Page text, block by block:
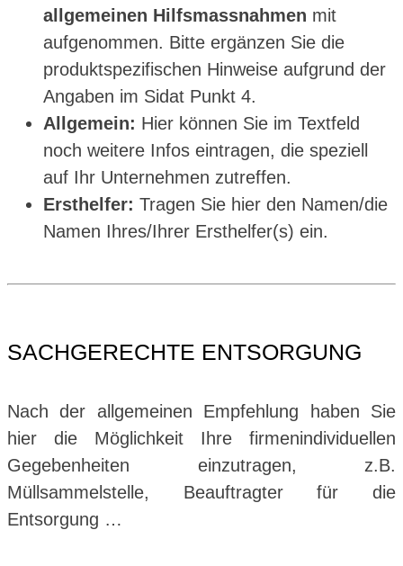
allgemeinen Hilfsmassnahmen mit
aufgenommen. Bitte ergänzen Sie die
produktspezifischen Hinweise aufgrund der
Angaben im Sidat Punkt 4.
Allgemein: Hier können Sie im Textfeld
noch weitere Infos eintragen, die speziell
auf Ihr Unternehmen zutreffen.
Ersthelfer: Tragen Sie hier den Namen/die
Namen Ihres/Ihrer Ersthelfer(s) ein.
SACHGERECHTE ENTSORGUNG
Nach der allgemeinen Empfehlung haben Sie
hier die Möglichkeit Ihre firmenindividuellen
Gegebenheiten einzutragen, z.B.
Müllsammelstelle, Beauftragter für die
Entsorgung …